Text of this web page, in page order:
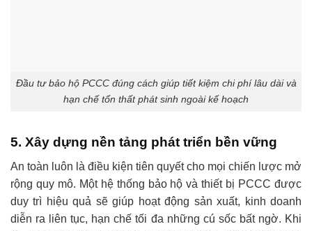
Đầu tư bảo hộ PCCC đúng cách giúp tiết kiệm chi phí lâu dài và
hạn chế tổn thất phát sinh ngoài kế hoạch
5. Xây dựng nền tảng phát triển bền vững
An toàn luôn là điều kiện tiên quyết cho mọi chiến lược mở
rộng quy mô. Một hệ thống bảo hộ và thiết bị PCCC được
duy trì hiệu quả sẽ giúp hoạt động sản xuất, kinh doanh
diễn ra liên tục, hạn chế tối đa những cú sốc bất ngờ. Khi